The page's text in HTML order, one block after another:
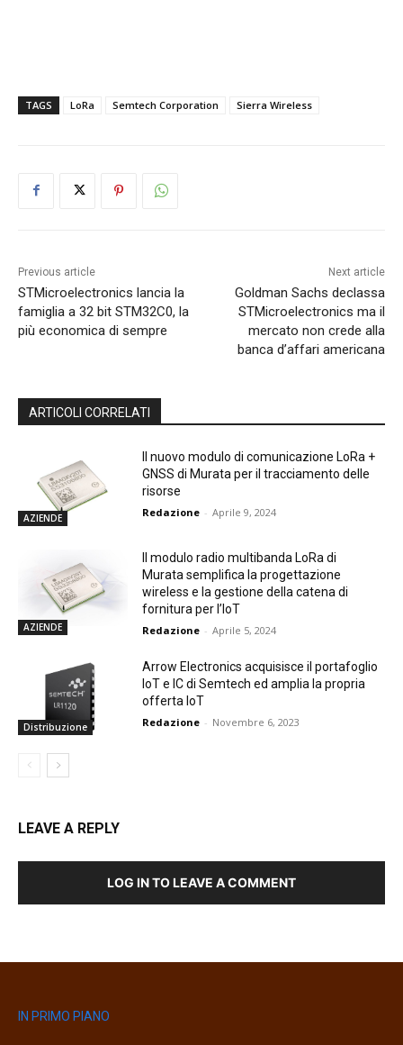
TAGS LoRa Semtech Corporation Sierra Wireless
Previous article
STMicroelectronics lancia la
famiglia a 32 bit STM32C0, la
più economica di sempre
Next article
Goldman Sachs declassa
STMicroelectronics ma il
mercato non crede alla
banca d’affari americana
ARTICOLI CORRELATI
AZIENDE
Il nuovo modulo di comunicazione LoRa +
GNSS di Murata per il tracciamento delle
risorse
Redazione - Aprile 9, 2024
AZIENDE
Il modulo radio multibanda LoRa di
Murata semplifica la progettazione
wireless e la gestione della catena di
fornitura per l’IoT
Redazione - Aprile 5, 2024
Distribuzione
Arrow Electronics acquisisce il portafoglio
IoT e IC di Semtech ed amplia la propria
offerta IoT
Redazione - Novembre 6, 2023
LEAVE A REPLY
LOG IN TO LEAVE A COMMENT
IN PRIMO PIANO